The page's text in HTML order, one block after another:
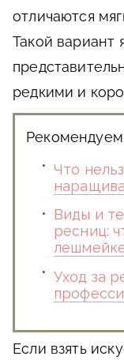
отличаются
Такой вариант
редкими и
Что
Виды и
ресниц:
Уход за
Если взять